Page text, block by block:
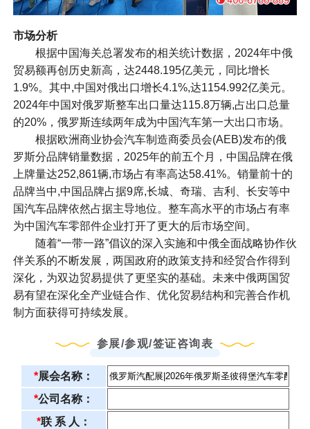
市场分析
根据中国海关总署发布的相关统计数据，2024年中俄
贸易额再创历史新高，达2448.195亿美元，同比增长
1.9%。其中,中国对俄出口增长4.1%,达1154.992亿美元。
2024年中国对俄罗斯整车出口量达115.8万辆,占出口总量
的20%，俄罗斯连续两年成为中国汽车第一大出口市场。
根据欧洲商业协会汽车制造商委员会(AEB)发布的俄
罗斯分品牌销量数据，2025年的前五个月，中国品牌在俄
上牌量达252,861辆,市场占有率高达58.41%。销量前十的
品牌当中,中国品牌占据9席,长城、奇瑞、吉利、长安等中
国汽车品牌依然占据主导地位。整车高水平的市场占有率
为中国汽车零部件企业打开了更大的后市场空间。
随着“一带一路”倡议的深入实施和中俄全面战略协作伙
伴关系的不断发展，两国政府的政策支持和经贸合作得到
深化，为双边贸易提供了更坚实的基础。未来中俄两国贸
易有望在深化全产业链合作、优化贸易结构和完善合作机
制方面获得可持续发展。
参展/参观/签证咨询表
*展会名称：
*公司名称：
*联 系 人：